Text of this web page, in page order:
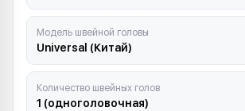
Модель швейной головы
Universal (Китай)
Количество швейных голов
1 (одноголовочная)